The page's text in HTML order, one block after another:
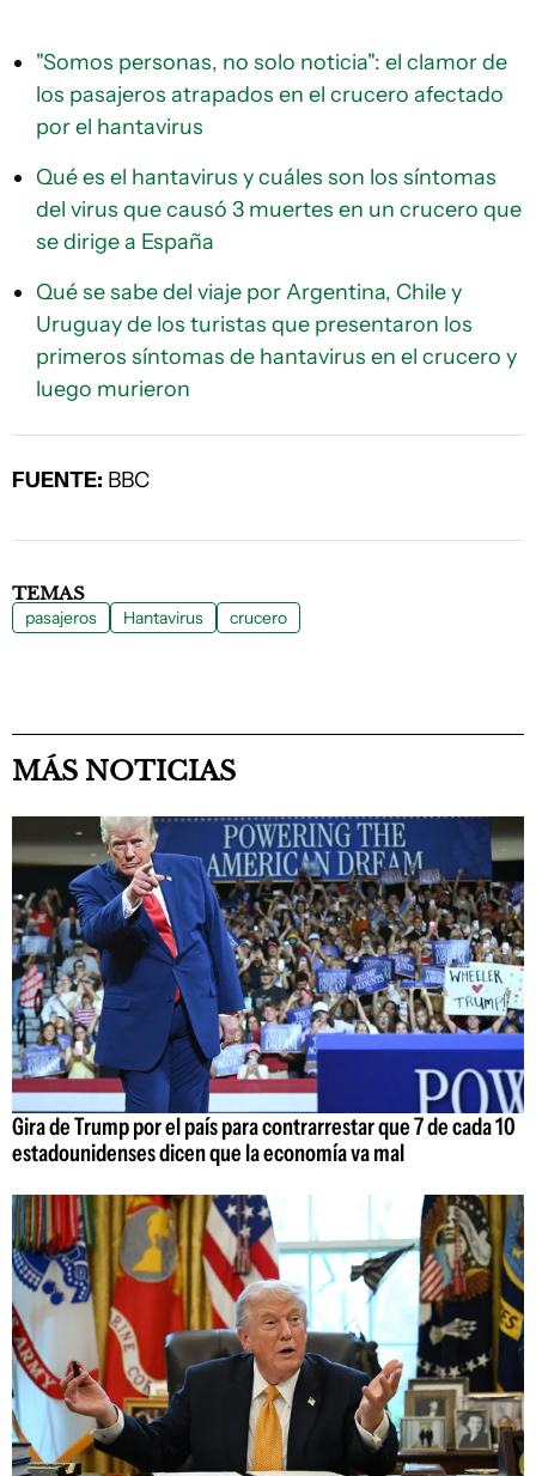
"Somos personas, no solo noticia": el clamor de
los pasajeros atrapados en el crucero afectado
por el hantavirus
Qué es el hantavirus y cuáles son los síntomas
del virus que causó 3 muertes en un crucero que
se dirige a España
Qué se sabe del viaje por Argentina, Chile y
Uruguay de los turistas que presentaron los
primeros síntomas de hantavirus en el crucero y
luego murieron
FUENTE: BBC
TEMAS
pasajeros Hantavirus crucero
MÁS NOTICIAS
Gira de Trump por el país para contrarrestar que 7 de cada 10
estadounidenses dicen que la economía va mal